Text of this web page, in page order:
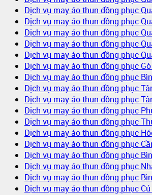
Dịch vụ may áo thun đồng phục
Dịch vụ may áo thun đồng phục
Dịch vụ may áo thun đồng phục
Dịch vụ may áo thun đồng phục
Dịch vụ may áo thun đồng phục
Dịch vụ may áo thun đồng phục
Dịch vụ may áo thun đồng phục
Dịch vụ may áo thun đồng phục
Dịch vụ may áo thun đồng phục
Dịch vụ may áo thun đồng phục
Dịch vụ may áo thun đồng phục
Dịch vụ may áo thun đồng phục
Dịch vụ may áo thun đồng phục
Dịch vụ may áo thun đồng phục
Dịch vụ may áo thun đồng phục
Dịch vụ may áo thun đồng phục
Dịch vụ may áo thun đồng phục Củ